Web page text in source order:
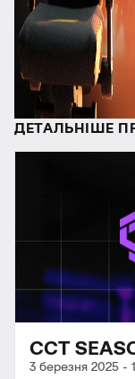
ДЕТАЛЬНІШЕ
CCT
3 березня 2025 -